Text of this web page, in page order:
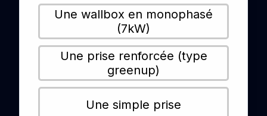
Une wallbox en monophasé
(7kW)
Une prise renforcée (type
greenup)
Une simple prise